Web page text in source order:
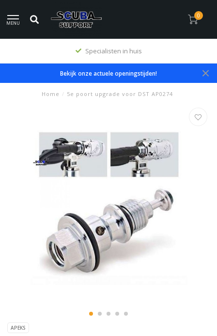
MENU
0
Specialisten in huis
Bekijk onze actuele openingstijden!
Home / 5e poort upgrade voor DST AP0274
APEKS